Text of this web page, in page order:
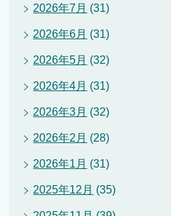
2026年7月 (31)
2026年6月 (31)
2026年5月 (32)
2026年4月 (31)
2026年3月 (32)
2026年2月 (28)
2026年1月 (31)
2025年12月 (35)